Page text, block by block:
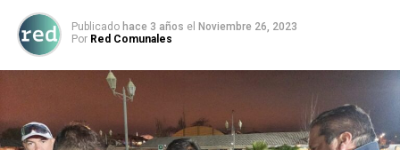
Publicado hace 3 años el Noviembre 26, 2023
Por Red Comunales